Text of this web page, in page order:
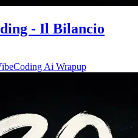
- Il Bilancio
Ai Wrapup